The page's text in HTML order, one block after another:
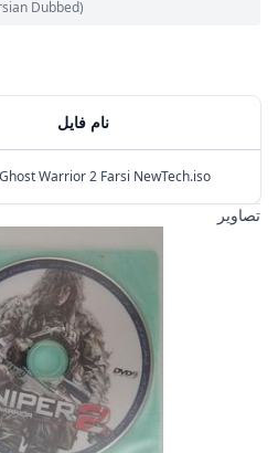
نام فایل
Warrior 2 Farsi NewTech.iso
تصاویر
Dubbed)